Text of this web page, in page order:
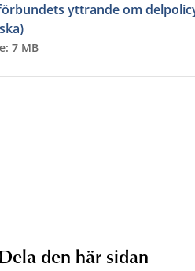
yttrande om
7 MB
Dela den här sidan